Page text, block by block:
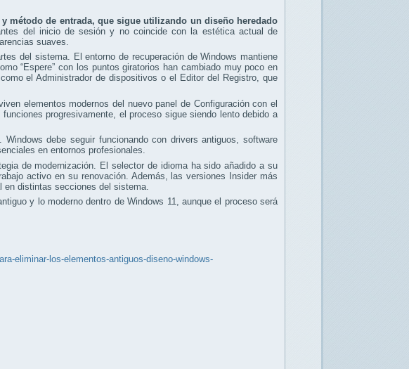
método de entrada, que sigue utilizando un diseño heredado
del inicio de sesión y no coincide con la estética actual de
suaves.
del sistema. El entorno de recuperación de Windows mantiene
“Espere” con los puntos giratorios han cambiado muy poco en
el Administrador de dispositivos o el Editor del Registro, que
elementos modernos del nuevo panel de Configuración con el
progresivamente, el proceso sigue siendo lento debido a
. Windows debe seguir funcionando con drivers antiguos, software
en entornos profesionales.
de modernización. El selector de idioma ha sido añadido a su
activo en su renovación. Además, las versiones Insider más
en distintas secciones del sistema.
y lo moderno dentro de Windows 11, aunque el proceso será
eliminar-los-elementos-antiguos-diseno-windows-